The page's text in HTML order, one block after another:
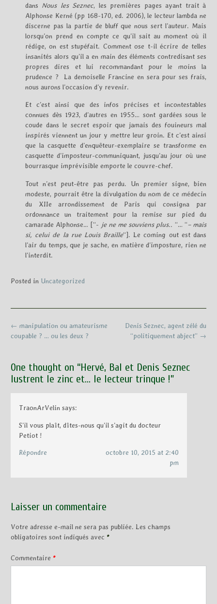
dans Nous les Seznec, les premières pages ayant trait à
Alphonse Kerné (pp 168-170, ed. 2006), le lecteur lambda ne
discerne pas la partie de bluff que nous sert l’auteur. Mais
lorsqu’on prend en compte ce qu’il sait au moment où il
rédige, on est stupéfait. Comment ose t-il écrire de telles
insanités alors qu’il a en main des éléments contredisant ses
propres dires et lui recommandant pour le moins la
prudence ? La demoiselle Francine en sera pour ses frais,
nous aurons l’occasion d’y revenir.
Et c’est ainsi que des infos précises et incontestables
connues dès 1923, d’autres en 1955… sont gardées sous le
coude dans le secret espoir que jamais des fouineurs mal
inspirés viennent un jour y mettre leur groin. Et c’est ainsi
que la casquette d’enquêteur-exemplaire se transforme en
casquette d’imposteur-communiquant, jusqu’au jour où une
bourrasque imprévisible emporte le couvre-chef.
Tout n’est peut-être pas perdu. Un premier signe, bien
modeste, pourrait être la divulgation du nom de ce médecin
du XIIe arrondissement de Paris qui consigna par
ordonnance un traitement pour la remise sur pied du
camarade Alphonse… [“- je ne me souviens plus.. “… “– mais
si, celui de la rue Louis Braille“]. Le coming out est dans
l’air du temps, que je sache, en matière d’imposture, rien ne
l’interdit.
Posted in Uncategorized
Post
navigation
Denis Seznec, agent zélé du
“politiquement abject” →
← manipulation ou amateurisme
coupable ? … ou les deux ?
One thought on “Hervé, Bal et Denis Seznec
lustrent le zinc et… le lecteur trinque !”
TraonArVelin says:
S’il vous plaît, dîtes-nous qu’il s’agit du docteur
Petiot !
Répondre
octobre 10, 2015 at 2:40
pm
Laisser un commentaire
Votre adresse e-mail ne sera pas publiée. Les champs
obligatoires sont indiqués avec *
Commentaire *